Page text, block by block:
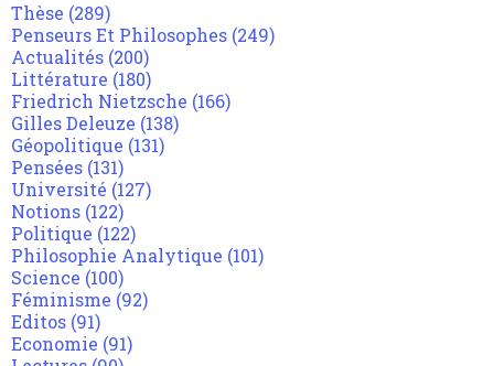
Thèse (289)
Penseurs Et Philosophes (249)
Actualités (200)
Littérature (180)
Friedrich Nietzsche (166)
Gilles Deleuze (138)
Géopolitique (131)
Pensées (131)
Université (127)
Notions (122)
Politique (122)
Philosophie Analytique (101)
Science (100)
Féminisme (92)
Editos (91)
Economie (91)